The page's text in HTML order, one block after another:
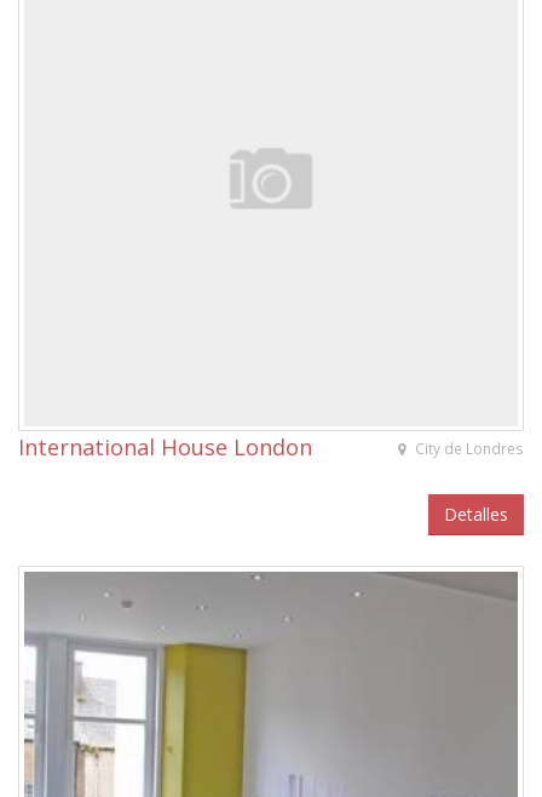
City de Londres
International House London
Detalles